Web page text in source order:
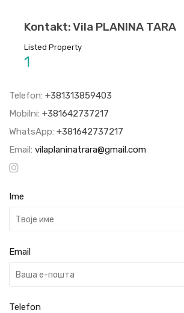
Kontakt: Vila PLANINA TARA
Listed Property
1
Telefon: +381313859403
Mobilni: +381642737217
WhatsApp: +381642737217
Email: vilaplaninatrara@gmail.com
Ime
Email
Telefon